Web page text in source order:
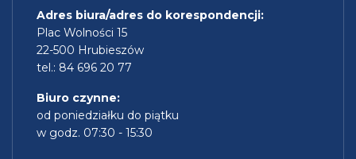
Adres biura/adres do korespondencji:
Plac Wolności 15
22-500 Hrubieszów
tel.: 84 696 20 77
Biuro czynne:
od poniedziałku do piątku
w godz. 07:30 - 15:30